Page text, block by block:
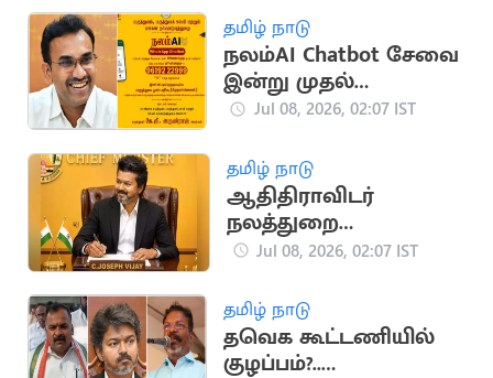
ஆலோசனை
தமிழ் நாடு
நலம்AI Chatbot சேவை
இன்று முதல்
தொடக்கம்
Jul 08, 2026, 02:07 IST
தமிழ் நாடு
ஆதிதிராவிடர்
நலத்துறை
அதிகாரிகளுடன்
ஆலோசனை
Jul 08, 2026, 02:07 IST
தமிழ் நாடு
தவெக கூட்டணியில்
குழப்பம்?..